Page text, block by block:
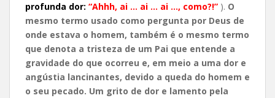
profunda dor: “Ahhh, ai … ai … ai …, como?!” ). O
mesmo termo usado como pergunta por Deus de
onde estava o homem, também é o mesmo termo
que denota a tristeza de um Pai que entende a
gravidade do que ocorreu e, em meio a uma dor e
angústia lancinantes, devido a queda do homem e
o seu pecado. Um grito de dor e lamento pela